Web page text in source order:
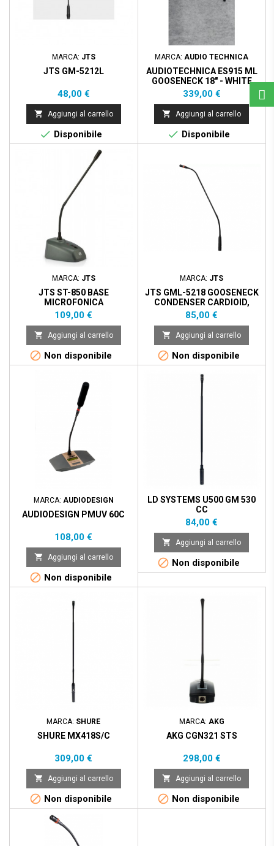
MARCA: JTS
JTS GM-5212L
Prezzo
48,00 €
 Aggiungi al carrello
 Disponibile
MARCA: AUDIO TECHNICA
AUDIOTECHNICA ES915 ML
GOOSENECK 18" - WHITE
Prezzo
339,00 €
 Aggiungi al carrello
 Disponibile
MARCA: JTS
JTS ST-850 BASE
MICROFONICA
ALIM.PHANTOM E BATTERIA
Prezzo
109,00 €
 Aggiungi al carrello
 Non disponibile
MARCA: JTS
JTS GML-5218 GOOSENECK
CONDENSER CARDIOID,
HYPER, OMNI - LIGHT
Prezzo
85,00 €
 Aggiungi al carrello
 Non disponibile
MARCA: AUDIODESIGN
AUDIODESIGN PMUV 60C
Prezzo
108,00 €
 Aggiungi al carrello
 Non disponibile
LD SYSTEMS U500 GM 530
CC
Prezzo
84,00 €
 Aggiungi al carrello
 Non disponibile
MARCA: SHURE
SHURE MX418S/C
Prezzo
309,00 €
 Aggiungi al carrello
 Non disponibile
MARCA: AKG
AKG CGN321 STS
Prezzo
298,00 €
 Aggiungi al carrello
 Non disponibile